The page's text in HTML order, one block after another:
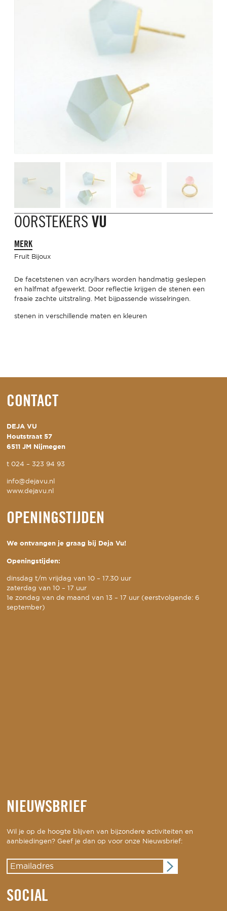
OORSTEKERS VU
MERK
Fruit Bijoux
De facetstenen van acrylhars worden handmatig geslepen
en halfmat afgewerkt. Door reflectie krijgen de stenen een
fraaie zachte uitstraling. Met bijpassende wisselringen.
stenen in verschillende maten en kleuren
CONTACT
DEJA VU
Houtstraat 57
6511 JM Nijmegen
t024 – 323 94 93
info@dejavu.nl
www.dejavu.nl
OPENINGSTIJDEN
We ontvangen je graag bij Deja Vu!
Openingstijden:
dinsdag t/m vrijdag van 10 – 17.30 uur
zaterdag van 10 – 17 uur
1e zondag van de maand van 13 – 17 uur (eerstvolgende: 6
september)
NIEUWSBRIEF
Wil je op de hoogte blijven van bijzondere activiteiten en
aanbiedingen? Geef je dan op voor onze Nieuwsbrief:
SOCIAL